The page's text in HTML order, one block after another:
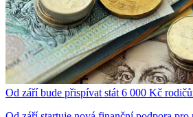
Od září bude přispívat stát 6 000 Kč